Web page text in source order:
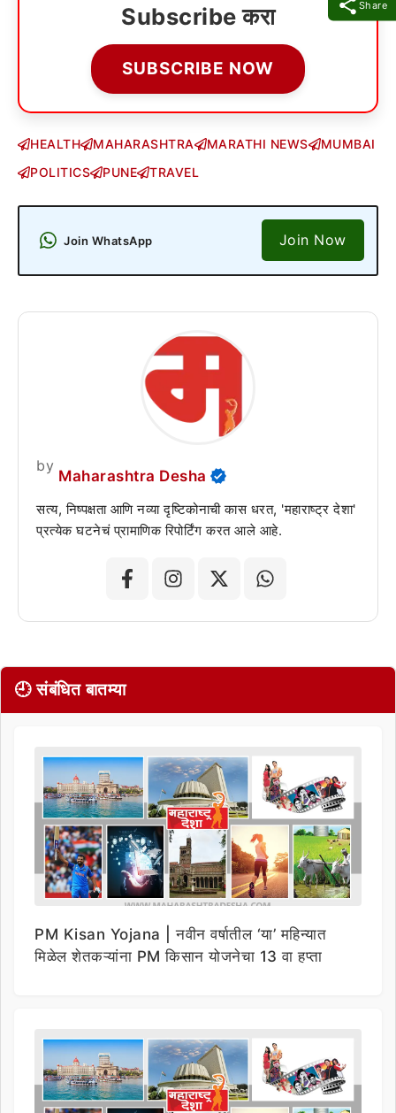
Share
Subscribe करा
SUBSCRIBE NOW
HEALTH MAHARASHTRA MARATHI NEWS
MUMBAI
POLITICS
PUNE TRAVEL
Join WhatsApp Join Now
by
Maharashtra Desha
सत्य, निष्पक्षता आणि नव्या दृष्टिकोनाची कास धरत, 'महाराष्ट्र देशा'
प्रत्येक घटनेचं प्रामाणिक रिपोर्टिंग करत आले आहे.
🕘 संबंधित बातम्या
PM Kisan Yojana | नवीन वर्षातील ‘या’ महिन्यात
मिळेल शेतकऱ्यांना PM किसान योजनेचा 13 वा हप्ता